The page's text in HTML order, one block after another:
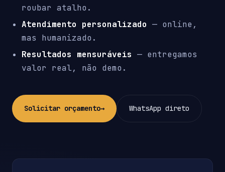
roubar atalho.
Atendimento personalizado — online,
mas humanizado.
Resultados mensuráveis — entregamos
valor real, não demo.
Solicitar orçamento→ WhatsApp direto